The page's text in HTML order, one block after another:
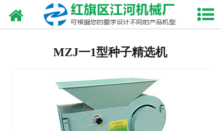
网站首页
棉籽脱绒机
种子精选机
MZJ一1型种子精选机